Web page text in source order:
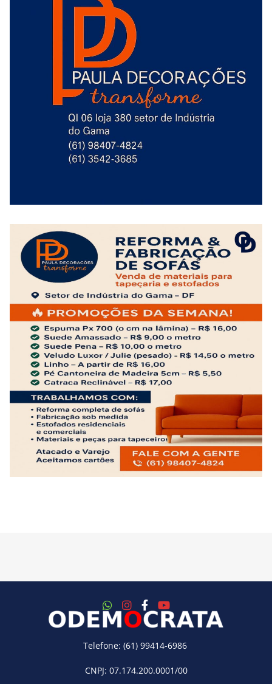
Telefone: (61) 99414-6986
CNPJ: 07.174.200.0001/00